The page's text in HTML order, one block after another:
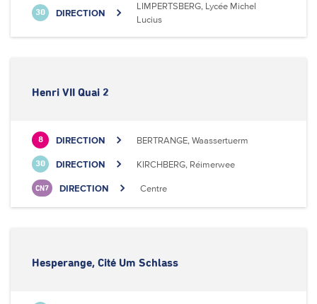
30 DIRECTION
LIMPERTSBERG, Lycée Michel
Lucius
Henri VII Quai 2
8 DIRECTION BERTRANGE, Waassertuerm
30 DIRECTION KIRCHBERG, Réimerwee
CN7 DIRECTION Centre
Hesperange, Cité Um Schlass